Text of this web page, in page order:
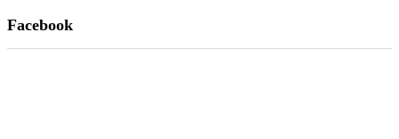
Facebook